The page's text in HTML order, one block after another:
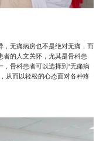
无痛病房也不是绝对无痛，而
者的人文关怀，尤其是骨科患
骨科患者可以选择到“无痛病
从而以轻松的心态面对各种疼